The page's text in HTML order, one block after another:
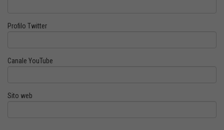
Profilo Twitter
Canale YouTube
Sito web